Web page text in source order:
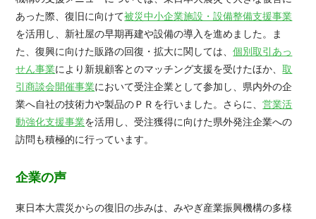
あった際、復旧に向けて被災中小企業施設・設備整備支援事業
を活用し、新社屋の早期再建や設備の導入を進めました。ま
た、復興に向けた販路の回復・拡大に関しては、個別取引あっ
せん事業により新規顧客とのマッチング支援を受けたほか、取
引商談会開催事業において受注企業として参加し、県内外の企
業へ自社の技術力や製品のＰＲを行いました。さらに、営業活
動強化支援事業を活用し、受注獲得に向けた県外発注企業への
訪問も積極的に行っています。
企業の声
東日本大震災からの復旧の歩みは、みやぎ産業振興機構の多様